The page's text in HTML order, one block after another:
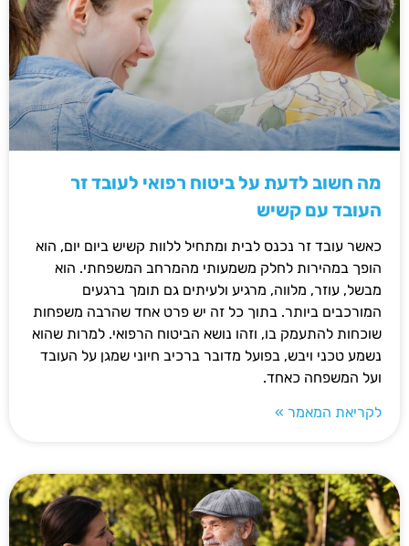
מה חשוב לדעת על ביטוח רפואי לעובד זר
העובד עם קשיש
כאשר עובד זר נכנס לבית ומתחיל ללוות קשיש ביום יום, הוא
הופך במהירות לחלק משמעותי מהמרחב המשפחתי. הוא
מבשל, עוזר, מלווה, מרגיע ולעיתים גם תומך ברגעים
המורכבים ביותר. בתוך כל זה יש פרט אחד שהרבה משפחות
שוכחות להתעמק בו, וזהו נושא הביטוח הרפואי. למרות שהוא
נשמע טכני ויבש, בפועל מדובר ברכיב חיוני שמגן על העובד
ועל המשפחה כאחד.
לקריאת המאמר »